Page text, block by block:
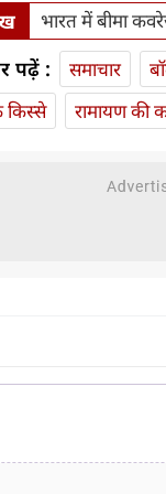
भारत में बीमा
पढ़ें : समाचार
किस्से
रामायण की